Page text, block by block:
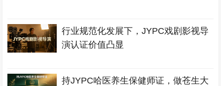
行业规范化发展下，JYPC戏剧影视导
演认证价值凸显
持JYPC哈医养生保健师证，做苍生大